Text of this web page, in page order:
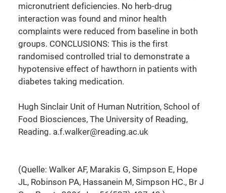
micronutrient deficiencies. No herb-drug
interaction was found and minor health
complaints were reduced from baseline in both
groups. CONCLUSIONS: This is the first
randomised controlled trial to demonstrate a
hypotensive effect of hawthorn in patients with
diabetes taking medication.
Hugh Sinclair Unit of Human Nutrition, School of
Food Biosciences, The University of Reading,
Reading. a.f.walker@reading.ac.uk
(Quelle: Walker AF, Marakis G, Simpson E, Hope
JL, Robinson PA, Hassanein M, Simpson HC., Br J